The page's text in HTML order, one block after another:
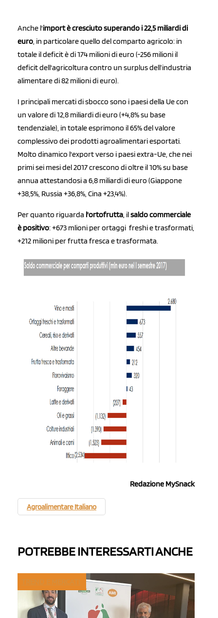
Anche l'import è cresciuto superando i 22,5 miliardi di
euro , in particolare quello del comparto agricolo: in
totale il deficit è di 174 milioni di euro (-256 milioni il
deficit dell'agricoltura contro un surplus dell’industria
alimentare di 82 milioni di euro).
I principali mercati di sbocco sono i paesi della Ue con
un valore di 12,8 miliardi di euro (+4,8% su base
tendenziale), in totale esprimono il 65% del valore
complessivo dei prodotti agroalimentari esportati.
Molto dinamico l'export verso i paesi extra-Ue, che nei
primi sei mesi del 2017 crescono di oltre il 10% su base
annua attestandosi a 6,8 miliardi di euro (Giappone
+38,5%, Russia +36,8%, Cina +23,4%).
Per quanto riguarda l'ortofrutta , ilsaldo commerciale
è positivo: +673 mlioni per ortaggi freshi e trasformati,
+212 milioni per frutta fresca e trasformata.
Redazione MySnack
Agroalimentare Italiano
POTREBBE INTERESSARTI ANCHE